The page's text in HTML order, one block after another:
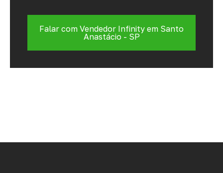
Falar com Vendedor Infinity em Santo
Anastácio - SP